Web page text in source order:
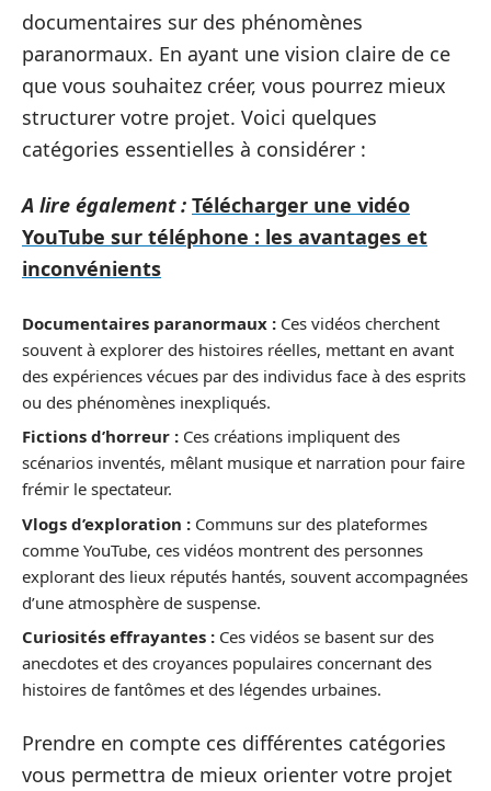
documentaires sur des phénomènes
paranormaux. En ayant une vision claire de ce
que vous souhaitez créer, vous pourrez mieux
structurer votre projet. Voici quelques
catégories essentielles à considérer :
A lire également : Télécharger une vidéo
YouTube sur téléphone : les avantages et
inconvénients
Documentaires paranormaux : Ces vidéos cherchent
souvent à explorer des histoires réelles, mettant en avant
des expériences vécues par des individus face à des esprits
ou des phénomènes inexpliqués.
Fictions d’horreur : Ces créations impliquent des
scénarios inventés, mêlant musique et narration pour faire
frémir le spectateur.
Vlogs d’exploration : Communs sur des plateformes
comme YouTube, ces vidéos montrent des personnes
explorant des lieux réputés hantés, souvent accompagnées
d’une atmosphère de suspense.
Curiosités effrayantes : Ces vidéos se basent sur des
anecdotes et des croyances populaires concernant des
histoires de fantômes et des légendes urbaines.
Prendre en compte ces différentes catégories
vous permettra de mieux orienter votre projet